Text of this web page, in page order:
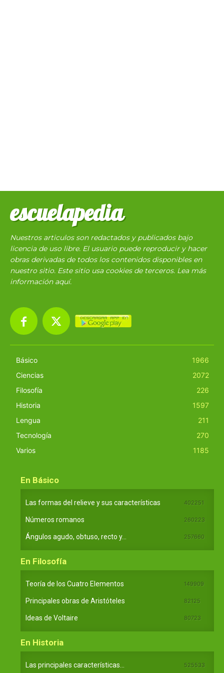
escuelapedia
Nuestros articulos son redactados y publicados bajo
licencia de uso libre. El usuario puede reproducir y hacer
obras derivadas de todos los contenidos disponibles en
nuestro sitio. Este sitio usa cookies de terceros. Lea más
información aquí.
Básico
1966
Ciencias
2072
Filosofía
226
Historia
1597
Lengua
211
Tecnología
270
Varios
1185
En Básico
Las formas del relieve y sus características 402251
Números romanos 260223
Ángulos agudo, obtuso, recto y... 257660
En Filosofía
Teoría de los Cuatro Elementos 149909
Principales obras de Aristóteles 82125
Ideas de Voltaire 80723
En Historia
Las principales características... 525533